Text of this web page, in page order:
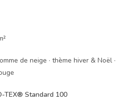
de neige · thème hiver & Noël ·
TEX® Standard 100